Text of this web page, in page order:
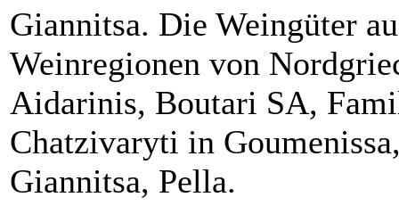
Giannitsa. Die Weingüter
Weinregionen von
Aidarinis, Boutari SA,
Chatzivaryti in
Giannitsa, Pella.